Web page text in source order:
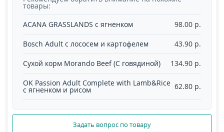
товары:
ACANA GRASSLANDS с ягненком
98.00 p.
Bosch Adult с лососем и картофелем 43.90 p.
Сухой корм Morando Beef (С говядиной) 134.90 p.
OK Passion Adult Complete with Lamb&Rice
с ягненком и рисом 62.80 p.
Задать вопрос по товару